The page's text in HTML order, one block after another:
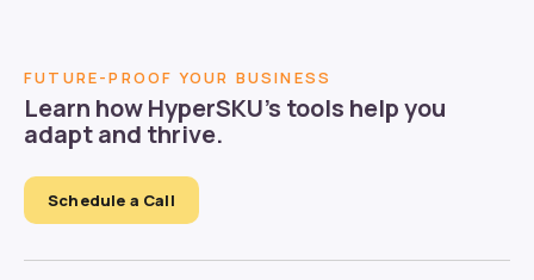
FUTURE-PROOF YOUR BUSINESS
Learn how HyperSKU’s tools help you
adapt and thrive.
Schedule a Call